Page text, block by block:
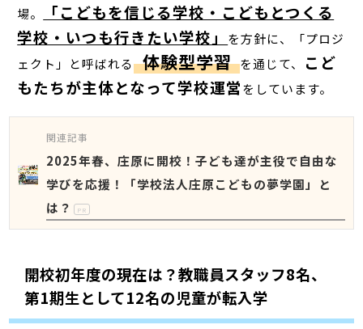
場。
「こどもを信じる学校・こどもとつくる
学校・いつも行きたい学校」
を方針に、「プロジ
ェクト」と呼ばれる 体験型学習 を通じて、
こど
もたちが主体となって学校運営をしています。
関連記事
2025年春、庄原に開校！子ども達が主役で自由な
学びを応援！「学校法人庄原こどもの夢学園」と
は？
PR
開校初年度の現在は？教職員スタッフ8名、
第1期生として12名の児童が転入学